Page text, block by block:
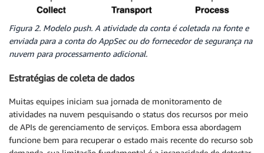
Figura 2. Modelo push. A atividade da conta é coletada na fonte e
enviada para a conta do AppSec ou do fornecedor de segurança na
nuvem para processamento adicional.
Estratégias de coleta de dados
Muitas equipes iniciam sua jornada de monitoramento de
atividades na nuvem pesquisando o status dos recursos por meio
de APIs de gerenciamento de serviços. Embora essa abordagem
funcione bem para recuperar o estado mais recente do recurso sob